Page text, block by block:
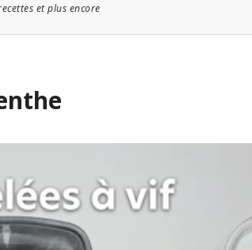
et plus encore